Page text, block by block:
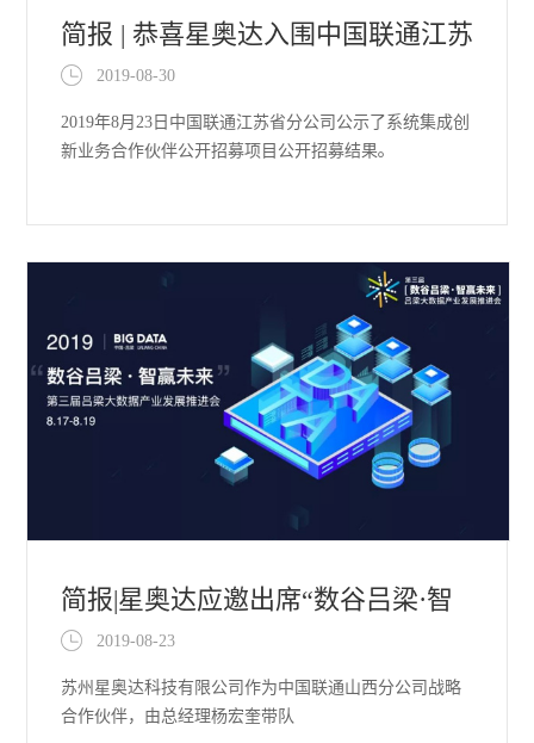
简报 | 恭喜星奥达入围中国联通江苏
省分公司系统集成服务创新
2019-08-30
2019年8月23日中国联通江苏省分公司公示了系统集成创
新业务合作伙伴公开招募项目公开招募结果。
简报|星奥达应邀出席“数谷吕梁·智
赢未来”第三届吕梁大数据产
2019-08-23
苏州星奥达科技有限公司作为中国联通山西分公司战略
合作伙伴，由总经理杨宏奎带队